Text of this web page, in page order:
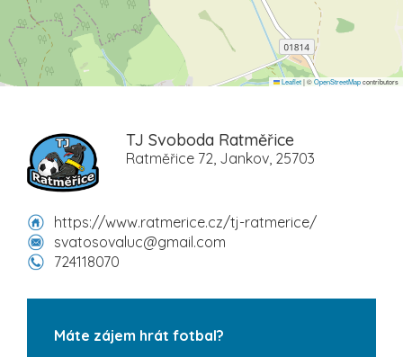
Leaflet|©OpenStreetMapcontributors
TJ Svoboda Ratměřice
Ratměřice 72, Jankov, 25703
https://www.ratmerice.cz/tj-ratmerice/
svatosovaluc@gmail.com
724118070
Máte zájem hrát fotbal?